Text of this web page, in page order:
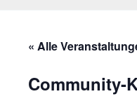
« Alle
Community-